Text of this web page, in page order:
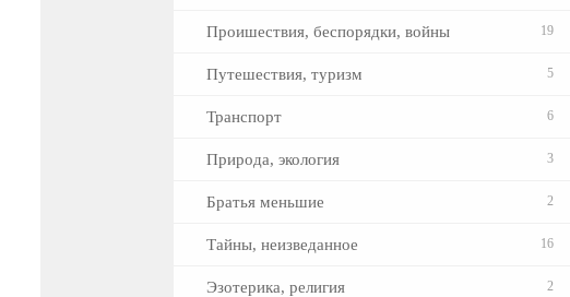
Проишествия, беспорядки, войны 19
Путешествия, туризм 5
Транспорт 6
Природа, экология 3
Братья меньшие 2
Тайны, неизведанное 16
Эзотерика, религия 2